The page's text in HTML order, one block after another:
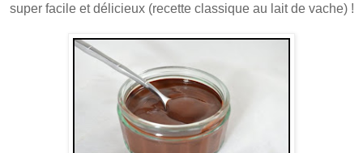
super facile et délicieux (recette classique au lait de vache) !